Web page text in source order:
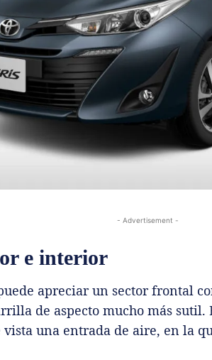
- Advertisement -
e interior
apreciar un sector frontal
de aspecto mucho más sutil.
una entrada de aire, en la